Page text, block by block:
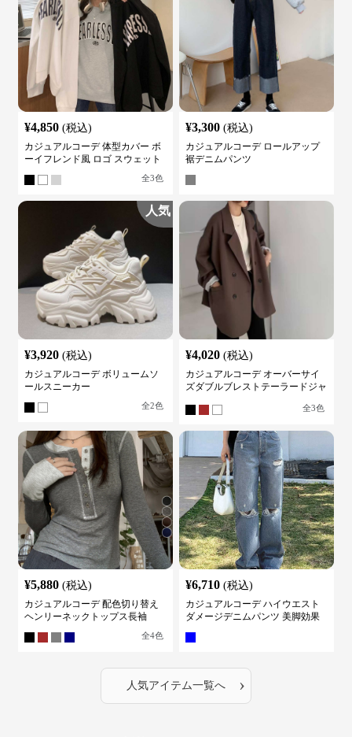
¥4,850 (税込)
カジュアルコーデ 体型カバー ボ
ーイフレンド風 ロゴ スウェット
全3色
¥3,300 (税込)
カジュアルコーデ ロールアップ
裾デニムパンツ
人気
¥3,920 (税込)
カジュアルコーデ ボリュームソ
ールスニーカー
全2色
¥4,020 (税込)
カジュアルコーデ オーバーサイ
ズダブルブレストテーラードジャ
全3色
¥5,880 (税込)
カジュアルコーデ 配色切り替え
ヘンリーネックトップス長袖
全4色
¥6,710 (税込)
カジュアルコーデ ハイウエスト
ダメージデニムパンツ 美脚効果
人気アイテム一覧へ ›